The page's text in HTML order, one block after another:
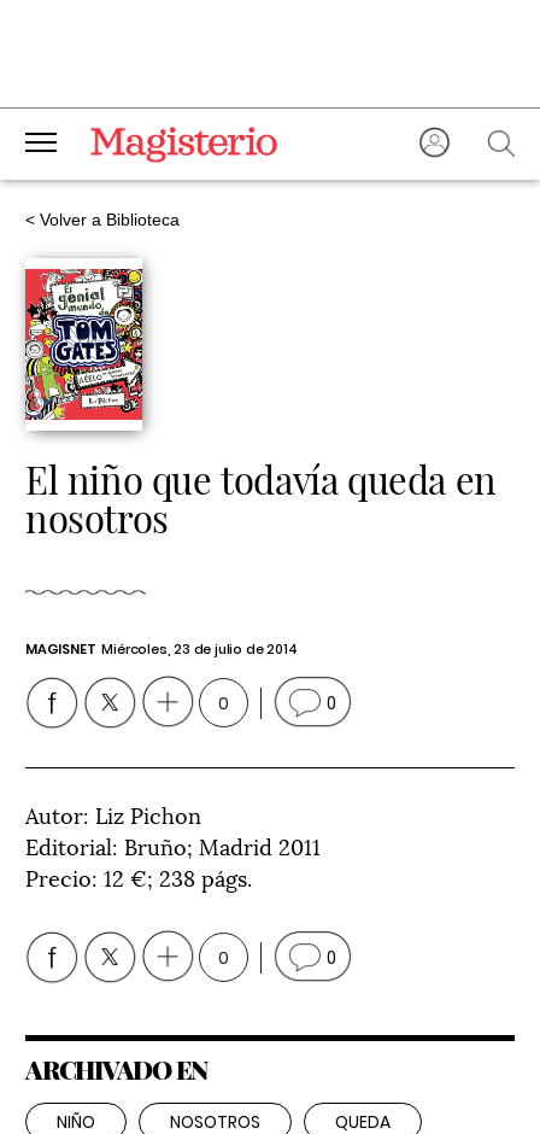
< Volver a Biblioteca
El niño que todavía queda en
nosotros
MAGISNET Miércoles, 23 de julio de 2014
0 0
Autor: Liz Pichon
Editorial: Bruño; Madrid 2011
Precio: 12 €; 238 págs.
0 0
ARCHIVADO EN
NIÑO NOSOTROS QUEDA